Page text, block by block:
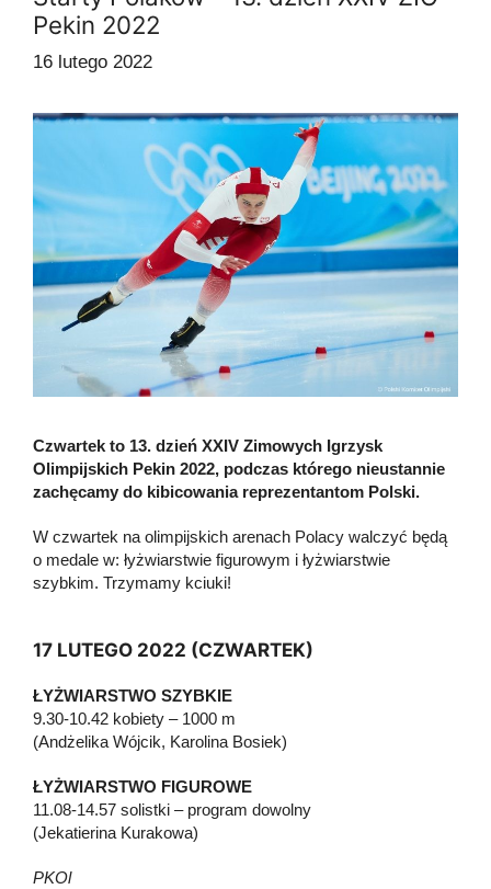
Pekin 2022
16 lutego 2022
Czwartek to 13. dzień XXIV Zimowych Igrzysk
Olimpijskich Pekin 2022, podczas którego nieustannie
zachęcamy do kibicowania reprezentantom Polski.
W czwartek na olimpijskich arenach Polacy walczyć będą
o medale w: łyżwiarstwie figurowym i łyżwiarstwie
szybkim. Trzymamy kciuki!
17 LUTEGO 2022 (CZWARTEK)
ŁYŻWIARSTWO SZYBKIE
9.30-10.42 kobiety – 1000 m
(Andżelika Wójcik, Karolina Bosiek)
ŁYŻWIARSTWO FIGUROWE
11.08-14.57 solistki – program dowolny
(Jekatierina Kurakowa)
PKOl